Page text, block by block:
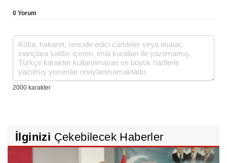
0 Yorum
İlginizi Çekebilecek Haberler